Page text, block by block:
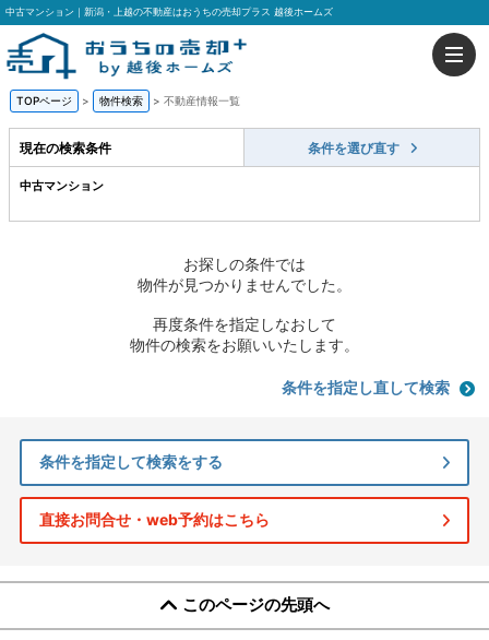
中古マンション｜新潟・上越の不動産はおうちの売却プラス 越後ホームズ
TOPページ > 物件検索 > 不動産情報一覧
現在の検索条件 条件を選び直す
中古マンション
お探しの条件では
物件が見つかりませんでした。
再度条件を指定しなおして
物件の検索をお願いいたします。
条件を指定し直して検索
条件を指定して検索をする
直接お問合せ・web予約はこちら
このページの先頭へ